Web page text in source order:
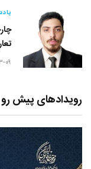
رویدادهای پیش رو